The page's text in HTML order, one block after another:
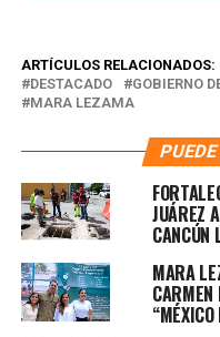
ARTÍCULOS RELACIONADOS:
DESTACADO
GOBIERNO
MARA LEZAMA
JUÁREZ
CANCÚN
MARA